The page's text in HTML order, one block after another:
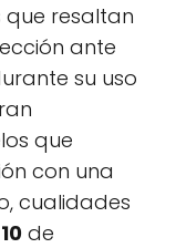
resaltan
ante
su uso
que
con una
cualidades
de